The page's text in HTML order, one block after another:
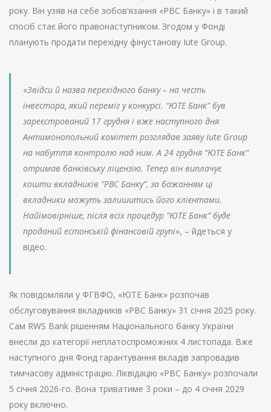
року. Він узяв на себе зобов’язання «РВС Банку» і в такий
спосіб стає його правонаступником. Згодом у Фонді
планують продати перехідну фінустанову Iute Group.
«Звідси й назва перехідного банку – на честь
інвестора, який переміг у конкурсі. “ЮТЕ Банк” був
зареєстрований 17 грудня і вже наступного дня
Антимонопольний комітет розглядав заяву Iute Group
на набуття контролю над ним. А 24 грудня “ЮТЕ Банк”
отримав банківську ліцензію. Тепер він виплачує
кошти вкладників “РВС Банку”, за бажанням ці
вкладники можуть залишитись його клієнтами.
Найімовірніше, після всіх процедур “ЮТЕ Банк” буде
проданий естонській фінансовій групі», – йдеться у
відео.
Як повідомляли у ФГВФО, «ЮТЕ Банк» розпочав
обслуговування вкладників «РВС Банку» 31 січня 2025 року.
Сам RWS Bank рішенням Національного банку України
внесли до категорії неплатоспроможних 4 листопада. Вже
наступного дня Фонд гарантування вкладів запровадив
тимчасову адміністрацію. Ліквідацію «РВС Банку» розпочали
5 січня 2026-го. Вона триватиме 3 роки – до 4 січня 2029
року включно.